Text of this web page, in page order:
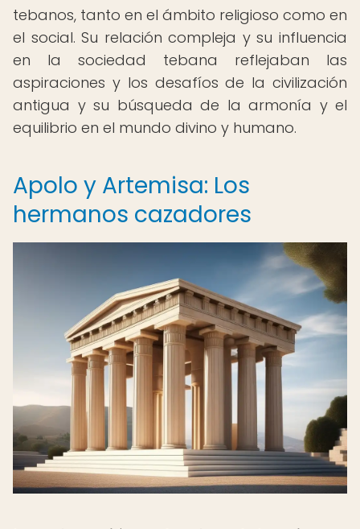
tebanos, tanto en el ámbito religioso como en
el social. Su relación compleja y su influencia
en la sociedad tebana reflejaban las
aspiraciones y los desafíos de la civilización
antigua y su búsqueda de la armonía y el
equilibrio en el mundo divino y humano.
Apolo y Artemisa: Los
hermanos cazadores